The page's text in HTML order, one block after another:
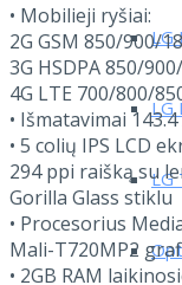
LG
LG
LG
• Mobilieji ryšiai:
2G GSM 850/900/
3G HSDPA 850/
4G LTE 700/800/
• Išmatavimai
• 5 colių IPS LCD
294 ppi raišką su
Gorilla Glass stiklu
• Procesorius
Mali-T720MP2
• 2GB RAM